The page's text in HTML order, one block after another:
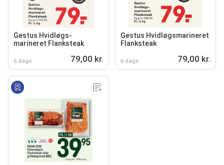
Gestus Hvidløgs-
marineret Flanksteak
6 dage 79,00 kr.
Gestus Hvidløgsmarineret
Flanksteak
6 dage 79,00 kr.